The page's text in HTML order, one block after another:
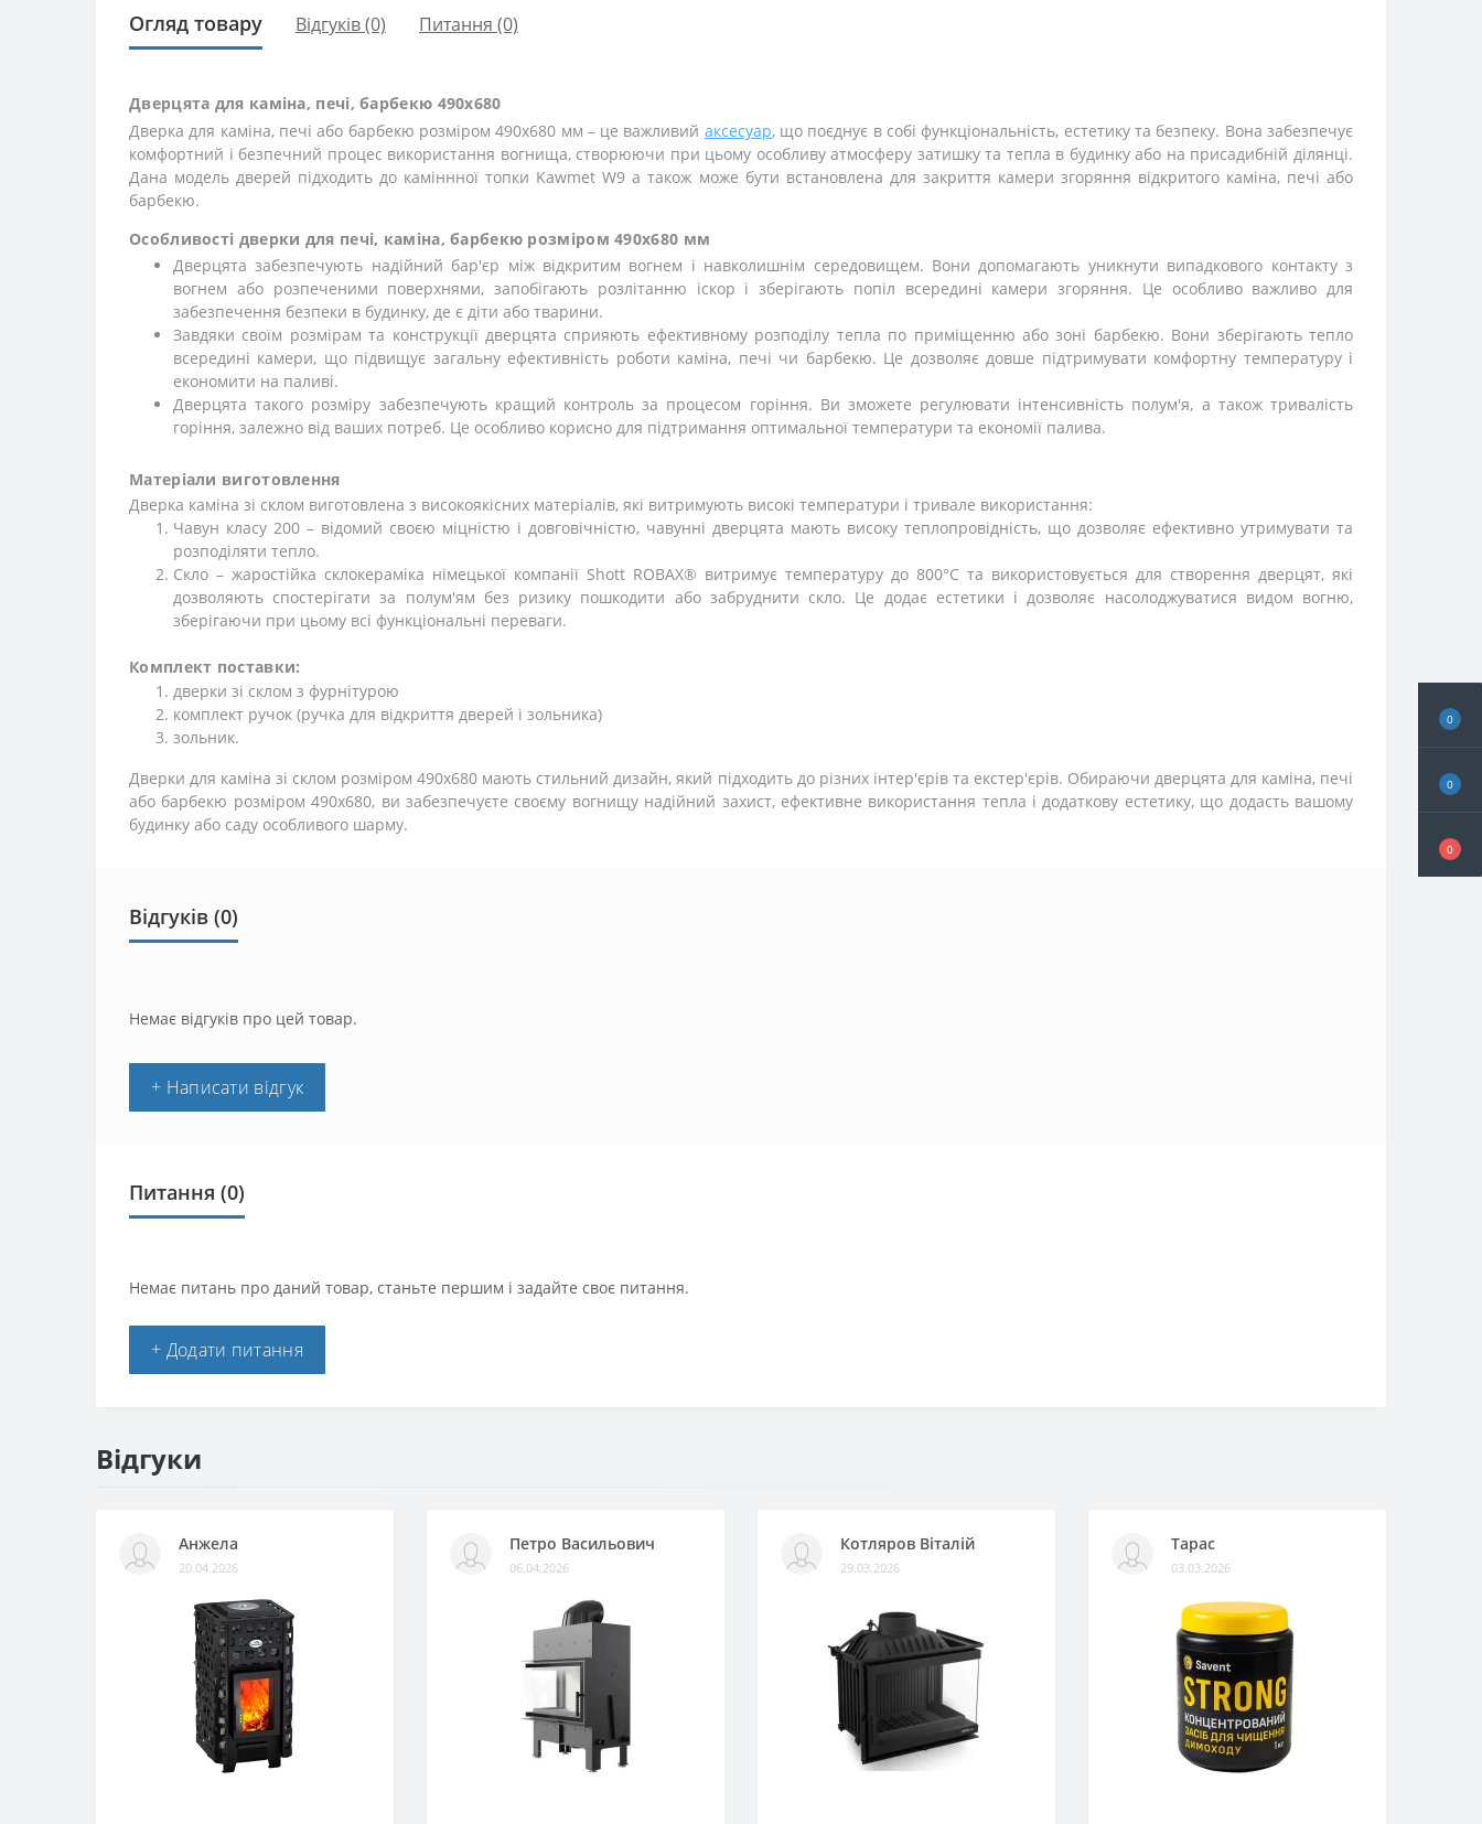
0
0
0
Огляд товару Відгуків (0) Питання (0)
Дверцята для каміна, печі, барбекю 490x680
Дверка для каміна, печі або барбекю розміром 490x680 мм – це важливий аксесуар, що поєднує в собі функціональність, естетику та безпеку. Вона забезпечує
комфортний і безпечний процес використання вогнища, створюючи при цьому особливу атмосферу затишку та тепла в будинку або на присадибній ділянці.
Дана модель дверей підходить до каміннної топки Kawmet W9 а також може бути встановлена для закриття камери згоряння відкритого каміна, печі або
барбекю.
Особливості дверки для печі, каміна, барбекю розміром 490x680 мм
Дверцята забезпечують надійний бар'єр між відкритим вогнем і навколишнім середовищем. Вони допомагають уникнути випадкового контакту з
вогнем або розпеченими поверхнями, запобігають розлітанню іскор і зберігають попіл всередині камери згоряння. Це особливо важливо для
забезпечення безпеки в будинку, де є діти або тварини.
Завдяки своїм розмірам та конструкції дверцята сприяють ефективному розподілу тепла по приміщенню або зоні барбекю. Вони зберігають тепло
всередині камери, що підвищує загальну ефективність роботи каміна, печі чи барбекю. Це дозволяє довше підтримувати комфортну температуру і
економити на паливі.
Дверцята такого розміру забезпечують кращий контроль за процесом горіння. Ви зможете регулювати інтенсивність полум'я, а також тривалість
горіння, залежно від ваших потреб. Це особливо корисно для підтримання оптимальної температури та економії палива.
Матеріали виготовлення
Дверка каміна зі склом виготовлена з високоякісних матеріалів, які витримують високі температури і тривале використання:
Чавун класу 200 – відомий своєю міцністю і довговічністю, чавунні дверцята мають високу теплопровідність, що дозволяє ефективно утримувати та
розподіляти тепло.
Скло – жаростійка склокераміка німецької компанії Shott ROBAX® витримує температуру до 800°C та використовується для створення дверцят, які
дозволяють спостерігати за полум'ям без ризику пошкодити або забруднити скло. Це додає естетики і дозволяє насолоджуватися видом вогню,
зберігаючи при цьому всі функціональні переваги.
Комплект поставки:
дверки зі склом з фурнітурою
комплект ручок (ручка для відкриття дверей і зольника)
зольник.
Дверки для каміна зі склом розміром 490x680 мають стильний дизайн, який підходить до різних інтер'єрів та екстер'єрів. Обираючи дверцята для каміна, печі
або барбекю розміром 490x680, ви забезпечуєте своєму вогнищу надійний захист, ефективне використання тепла і додаткову естетику, що додасть вашому
будинку або саду особливого шарму.
Відгуків (0)
Немає відгуків про цей товар.
+ Написати відгук
Питання (0)
Немає питань про даний товар, станьте першим і задайте своє питання.
+ Додати питання
Відгуки
Анжела
20.04.2026
Петро Васильович
06.04.2026
Котляров Віталій
29.03.2026
Тарас
03.03.2026